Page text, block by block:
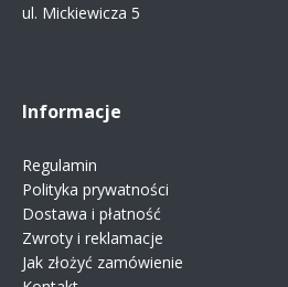
ul. Mickiewicza 5
Informacje
Regulamin
Polityka prywatności
Dostawa i płatność
Zwroty i reklamacje
Jak złożyć zamówienie